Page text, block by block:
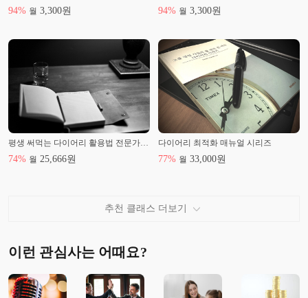
94% 월 3,300원 94% 월 3,300원
평생 써먹는 다이어리 활용법 전문가편 <다이어리 최적화 매뉴얼>
74% 월 25,666원
다이어리 최적화 매뉴얼 시리즈
77% 월 33,000원
추천 클래스 더보기
이런 관심사는 어때요?